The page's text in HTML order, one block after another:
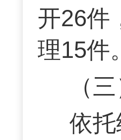
开26件
理15件。
（
依